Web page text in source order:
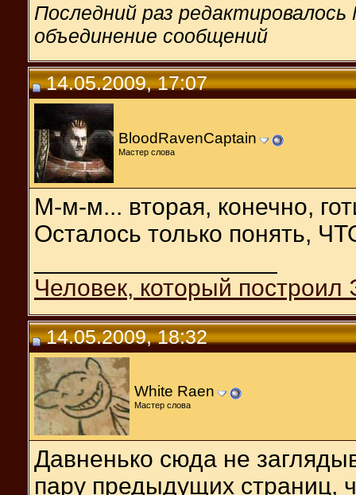
Последний раз
объединение сообщений
14.05.2009, 17:07
BloodRavenCaptain
Мастер слова
М-м-м... вторая, конечно,
Осталось только понять,
Человек, который
14.05.2009, 18:32
White Raen
Мастер слова
Давненько сюда не
пару предыдущих страниц,